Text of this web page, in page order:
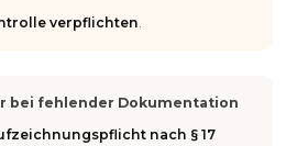
verpflichten.
bei fehlender Dokumentation
nach § 17